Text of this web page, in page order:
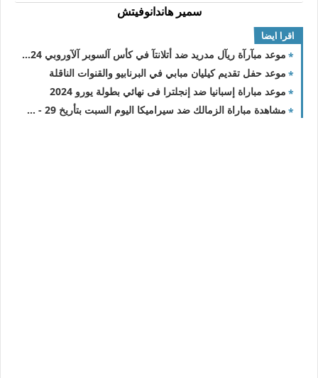
سمير هاندانوفيتش
اقرا ايضا
موعد مبآرآة ريآل مدريد ضد أتلانتآ في كأس آلسوبر آلآوروبي 2024
موعد حفل تقديم كيليان مبابي في البرنابيو والقنوات الناقلة
موعد مباراة إسبانيا ضد إنجلترا فى نهائي بطولة يورو 2024
مشاهدة مباراة الزمالك ضد سيراميكا اليوم السبت بتأريخ 29 - 6 - 2024 الدوري المصري